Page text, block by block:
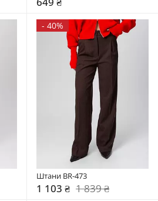
- 40%
Штани BR-473
1 103 ₴ 1 839 ₴